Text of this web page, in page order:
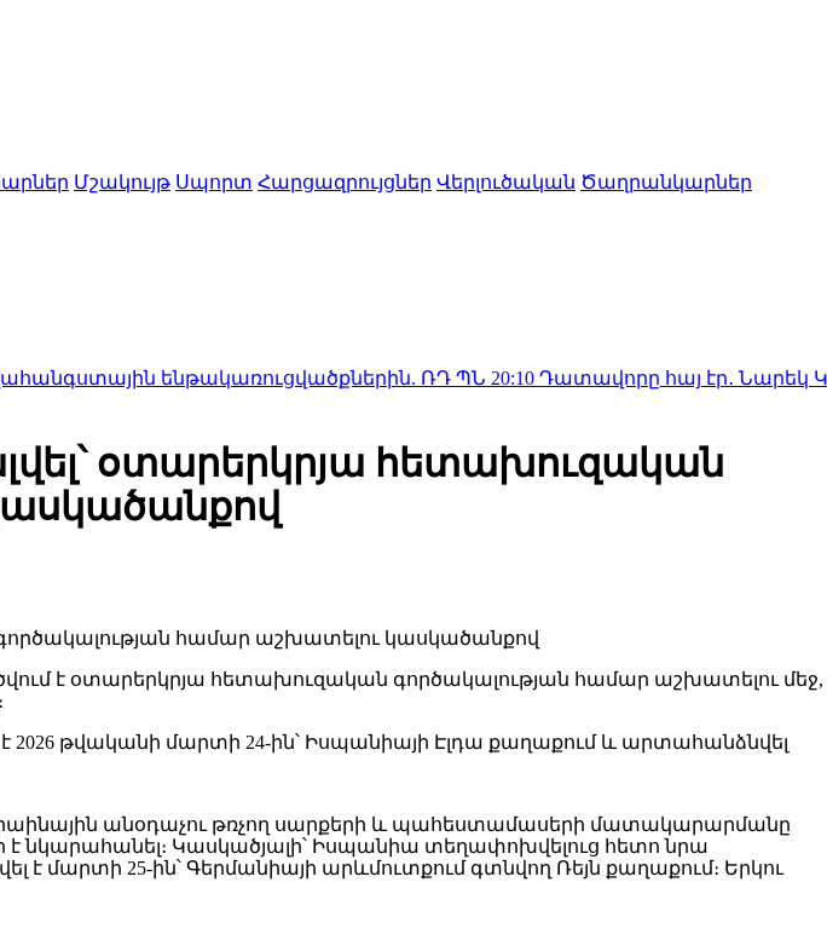
Մշակույթ Սպորտ Հարցազրույցներ Վերլուծական Ծաղրանկարներ
ենթակառուցվածքներին. ՌԴ ՊՆ20:10 Դատավորը հայ էր․ Նարեկ
օտարերկրյա հետախուզական
է օտարերկրյա հետախուզական գործակալության համար աշխատելու մեջ,
2026 թվականի մարտի 24-ին՝ Իսպանիայի Էլդա քաղաքում և արտահանձնվել
անօդաչու թռչող սարքերի և պահեստամասերի մատակարարմանը
նկարահանել։ Կասկածյալի՝ Իսպանիա տեղափոխվելուց հետո նրա
է մարտի 25-ին՝ Գերմանիայի արևմուտքում գտնվող Ռեյն քաղաքում։ Երկու